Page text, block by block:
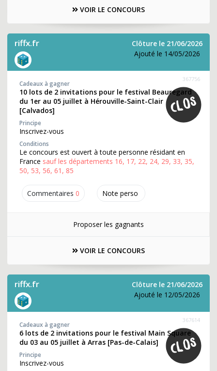
VOIR LE CONCOURS
riffx.fr
Clôture le 21/06/2026
Ajouté le 14/05/2026
Commentaires 0 Note perso
367756
Cadeaux à gagner
10 lots de 2 invitations pour le festival Beauregard
du 1er au 05 juillet à Hérouville-Saint-Clair
[Calvados]
Principe
Inscrivez-vous
Conditions
Le concours est ouvert à toute personne résidant en
France sauf les départements 16, 17, 22, 24, 29, 33, 35,
50, 53, 56, 61, 85
Proposer les gagnants
VOIR LE CONCOURS
riffx.fr
Clôture le 21/06/2026
Ajouté le 12/05/2026
367614
Cadeaux à gagner
6 lots de 2 invitations pour le festival Main Square
du 03 au 05 juillet à Arras [Pas-de-Calais]
Principe
Inscrivez-vous